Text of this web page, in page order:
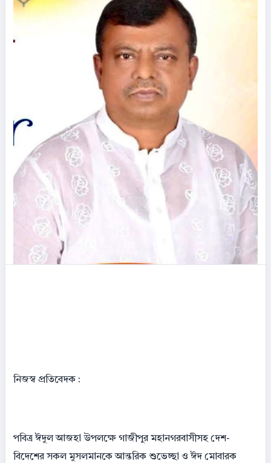
নিজস্ব প্রতিবেদক :
পবিত্র ঈদুল আজহা উপলক্ষে গাজীপুর মহানগরবাসীসহ দেশ-
বিদেশের সকল মুসলমানকে আন্তরিক শুভেচ্ছা ও ঈদ মোবারক